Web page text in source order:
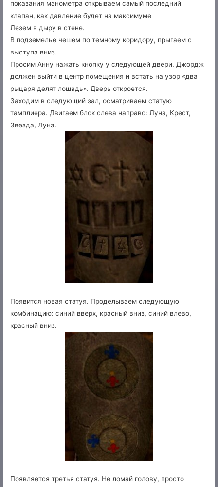
показания манометра открываем самый последний
клапан, как давление будет на максимуме
Лезем в дыру в стене.
В подземелье чешем по темному коридору, прыгаем с
выступа вниз.
Просим Анну нажать кнопку у следующей двери. Джордж
должен выйти в центр помещения и встать на узор «два
рыцаря делят лошадь». Дверь откроется.
Заходим в следующий зал, осматриваем статую
тамплиера. Двигаем блок слева направо: Луна, Крест,
Звезда, Луна.
Появится новая статуя. Проделываем следующую
комбинацию: синий вверх, красный вниз, синий влево,
красный вниз.
Появляется третья статуя. Не ломай голову, просто